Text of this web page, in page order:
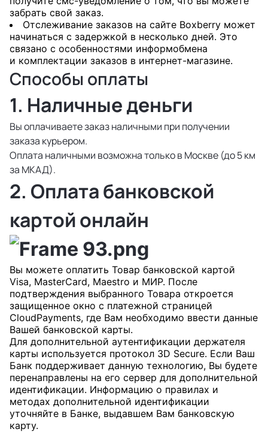
забрать свой заказ.
Отслеживание заказов на сайте Boxberry может
начинаться с задержкой в несколько дней. Это
связано с особенностями информобмена
и комплектации заказов в интернет-магазине.
Способы оплаты
1. Наличные деньги
Вы оплачиваете заказ наличными при получении
заказа курьером.
Оплата наличными возможна только в Москве (до 5 км
за МКАД).
2. Оплата банковской
картой онлайн
Вы можете оплатить Товар банковской картой
Visa, MasterCard, Maestro и МИР. После
подтверждения выбранного Товара откроется
защищенное окно с платежной страницей
CloudPayments, где Вам необходимо ввести данные
Вашей банковской карты.
Для дополнительной аутентификации держателя
карты используется протокол 3D Secure. Если Ваш
Банк поддерживает данную технологию, Вы будете
перенаправлены на его сервер для дополнительной
идентификации. Информацию о правилах и
методах дополнительной идентификации
уточняйте в Банке, выдавшем Вам банковскую
карту.